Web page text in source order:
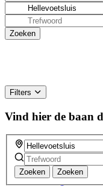
Filters
Vind hier de baan
Zoeken Zoeken